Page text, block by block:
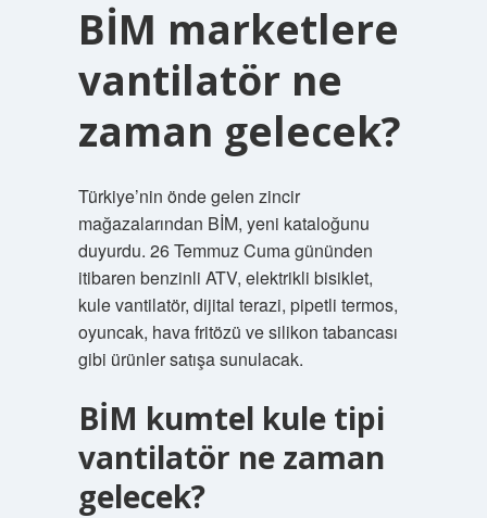
BİM marketlere
vantilatör ne
zaman gelecek?
Türkiye’nin önde gelen zincir
mağazalarından BİM, yeni kataloğunu
duyurdu. 26 Temmuz Cuma gününden
itibaren benzinli ATV, elektrikli bisiklet,
kule vantilatör, dijital terazi, pipetli termos,
oyuncak, hava fritözü ve silikon tabancası
gibi ürünler satışa sunulacak.
BİM kumtel kule tipi
vantilatör ne zaman
gelecek?